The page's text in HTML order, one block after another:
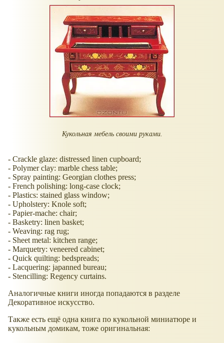
Кукольная мебель своими руками.
- Crackle glaze: distressed linen cupboard;
- Polymer clay: marble chess table;
- Spray painting: Georgian clothes press;
- French polishing: long-case clock;
- Plastics: stained glass window;
- Upholstery: Knole soft;
- Papier-mache: chair;
- Basketry: linen basket;
- Weaving: rag rug;
- Sheet metal: kitchen range;
- Marquetry: veneered cabinet;
- Quick quilting: bedspreads;
- Lacquering: japanned bureau;
- Stencilling: Regency curtains.
Аналогичные книги иногда попадаются в разделе
Декоративное искусство.
Также есть ещё одна книга по кукольной миниатюре и
кукольным домикам, тоже оригинальная: